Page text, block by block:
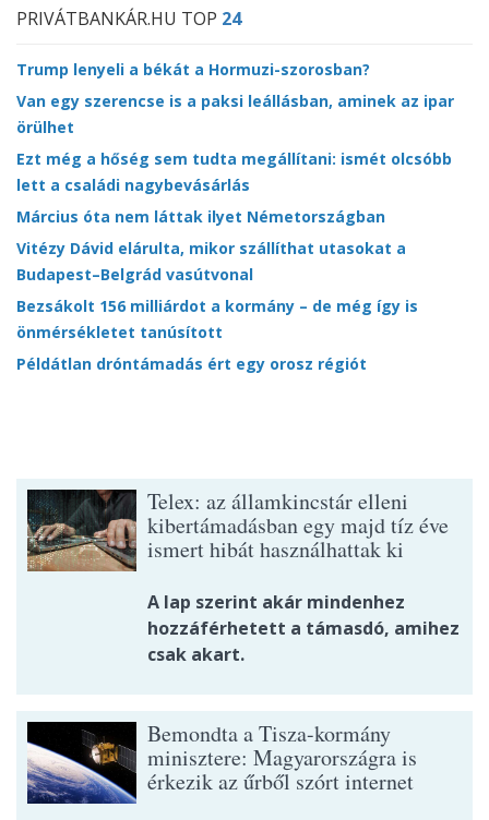
PRIVÁTBANKÁR.HU TOP 24
Trump lenyeli a békát a Hormuzi-szorosban?
Van egy szerencse is a paksi leállásban, aminek az ipar
örülhet
Ezt még a hőség sem tudta megállítani: ismét olcsóbb
lett a családi nagybevásárlás
Március óta nem láttak ilyet Németországban
Vitézy Dávid elárulta, mikor szállíthat utasokat a
Budapest–Belgrád vasútvonal
Bezsákolt 156 milliárdot a kormány – de még így is
önmérsékletet tanúsított
Példátlan dróntámadás ért egy orosz régiót
Telex: az államkincstár elleni
kibertámadásban egy majd tíz éve
ismert hibát használhattak ki
A lap szerint akár mindenhez
hozzáférhetett a támasdó, amihez
csak akart.
Bemondta a Tisza-kormány
minisztere: Magyarországra is
érkezik az űrből szórt internet